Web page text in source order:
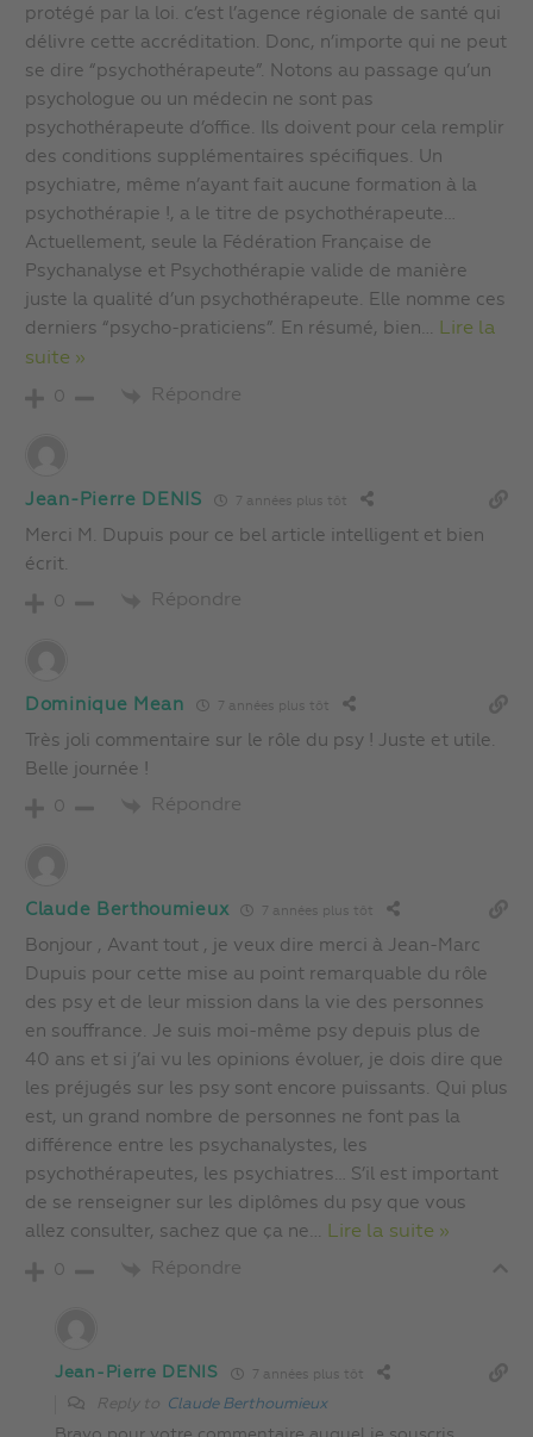
protégé par la loi. c’est l’agence régionale de santé qui
délivre cette accréditation. Donc, n’importe qui ne peut
se dire “psychothérapeute”. Notons au passage qu’un
psychologue ou un médecin ne sont pas
psychothérapeute d’office. Ils doivent pour cela remplir
des conditions supplémentaires spécifiques. Un
psychiatre, même n’ayant fait aucune formation à la
psychothérapie !, a le titre de psychothérapeute…
Actuellement, seule la Fédération Française de
Psychanalyse et Psychothérapie valide de manière
juste la qualité d’un psychothérapeute. Elle nomme ces
derniers “psycho-praticiens”. En résumé, bien… Lire la
suite »
0 Répondre
Jean-Pierre DENIS 7 années plus tôt
Merci M. Dupuis pour ce bel article intelligent et bien
écrit.
0 Répondre
Dominique Mean 7 années plus tôt
Très joli commentaire sur le rôle du psy ! Juste et utile.
Belle journée !
0 Répondre
Claude Berthoumieux 7 années plus tôt
Bonjour , Avant tout , je veux dire merci à Jean-Marc
Dupuis pour cette mise au point remarquable du rôle
des psy et de leur mission dans la vie des personnes
en souffrance. Je suis moi-même psy depuis plus de
40 ans et si j’ai vu les opinions évoluer, je dois dire que
les préjugés sur les psy sont encore puissants. Qui plus
est, un grand nombre de personnes ne font pas la
différence entre les psychanalystes, les
psychothérapeutes, les psychiatres… S’il est important
de se renseigner sur les diplômes du psy que vous
allez consulter, sachez que ça ne… Lire la suite »
0 Répondre
Jean-Pierre DENIS 7 années plus tôt
Reply to Claude Berthoumieux